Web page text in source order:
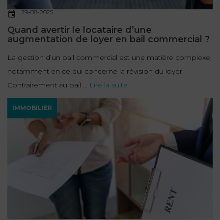
29-08-2025
Quand avertir le locataire d’une
augmentation de loyer en bail commercial ?
La gestion d’un bail commercial est une matière complexe,
notamment en ce qui concerne la révision du loyer.
Contrairement au bail ... Lire la suite
IMMOBILIER